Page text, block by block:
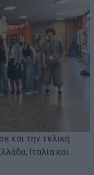
και την τελική
Ιταλία και